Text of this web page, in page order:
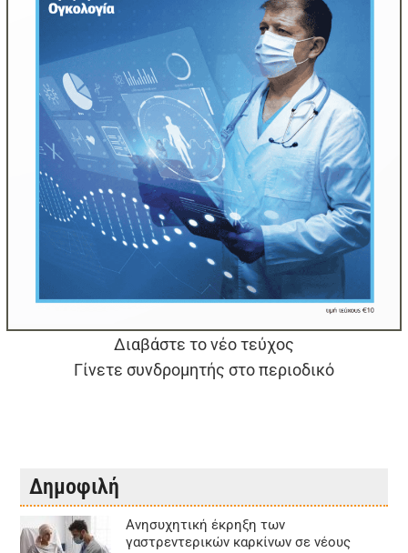
Διαβάστε το νέο τεύχος
Γίνετε συνδρομητής στο περιοδικό
Δημοφιλή
Aνησυχητική έκρηξη των
γαστρεντερικών καρκίνων σε νέους